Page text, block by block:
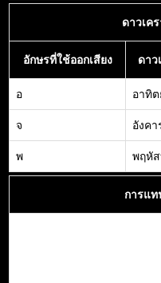
ดาวเค
อักษรที่ใช้ออกเสียง ดาว
อ อาทิ
จ อังค
พ พฤหั
การแ